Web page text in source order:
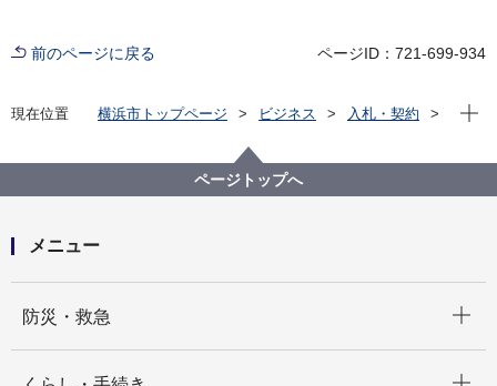
前のページに戻る ページID：721-699-934
現在位置 横浜市トップページ ビジネス
入札・契約
【入札結果掲載】【一般競争入札】福祉保健システム
帳票作成業務委託
現在
ページトップへ
メニュー
防災・救急